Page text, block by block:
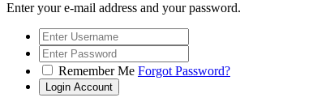
Enter your e-mail address and your password.
Remember Me Forgot Password?